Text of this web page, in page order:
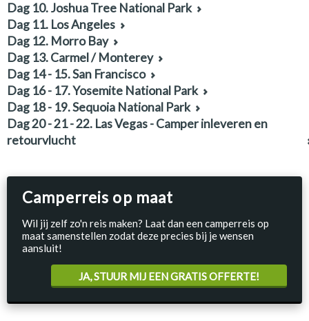
Dag 10. Joshua Tree National Park
Dag 11. Los Angeles
Dag 12. Morro Bay
Dag 13. Carmel / Monterey
Dag 14 - 15. San Francisco
Dag 16 - 17. Yosemite National Park
Dag 18 - 19. Sequoia National Park
Dag 20 - 21 - 22. Las Vegas - Camper inleveren en
retourvlucht
Camperreis op maat
Wil jij zelf zo'n reis maken? Laat dan een camperreis op
maat samenstellen zodat deze precies bij je wensen
aansluit!
JA, STUUR MIJ EEN GRATIS OFFERTE!